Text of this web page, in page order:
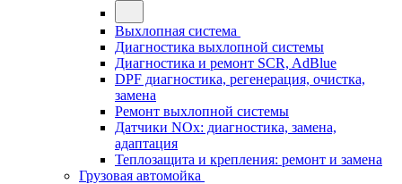
Выхлопная система
Диагностика выхлопной системы
Диагностика и ремонт SCR, AdBlue
DPF диагностика, регенерация, очистка,
замена
Ремонт выхлопной системы
Датчики NOx: диагностика, замена,
адаптация
Теплозащита и крепления: ремонт и замена
Грузовая автомойка